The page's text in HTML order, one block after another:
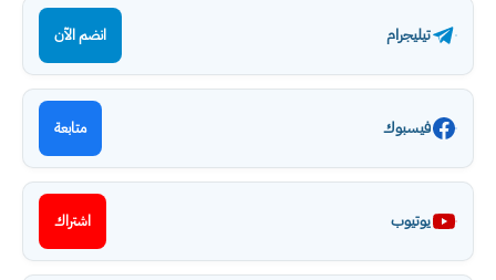
تيليجرام انضم الآن
فيسبوك متابعة
يوتيوب اشتراك